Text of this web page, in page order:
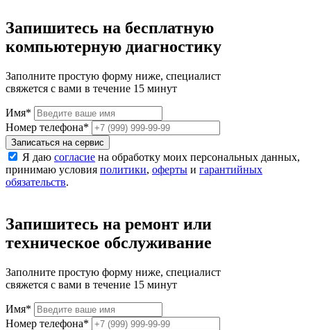
Запишитесь на бесплатную
компьютерную диагностику
Заполните простую форму ниже, специалист
свяжется с вами в течение 15 минут
Имя*
Номер телефона*
Записаться на сервис
Я даю согласие на обработку моих персональных данных,
принимаю условия политики, оферты и гарантийных
обязательств.
Запишитесь на ремонт или
техническое обслуживание
Заполните простую форму ниже, специалист
свяжется с вами в течение 15 минут
Имя*
Номер телефона*